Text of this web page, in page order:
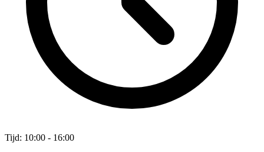
Tijd: 10:00 - 16:00